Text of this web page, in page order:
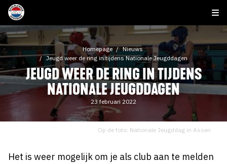
Homepage
Nieuws
Jeugd weer de ring in tijdens Nationale Jeugddagen
JEUGD WEER DE RING IN TIJDENS
NATIONALE JEUGDDAGEN
23 februari 2022
Op de foto: Nationale Jeugddag in Assen
Het is weer mogelijk om je als club aan te melden